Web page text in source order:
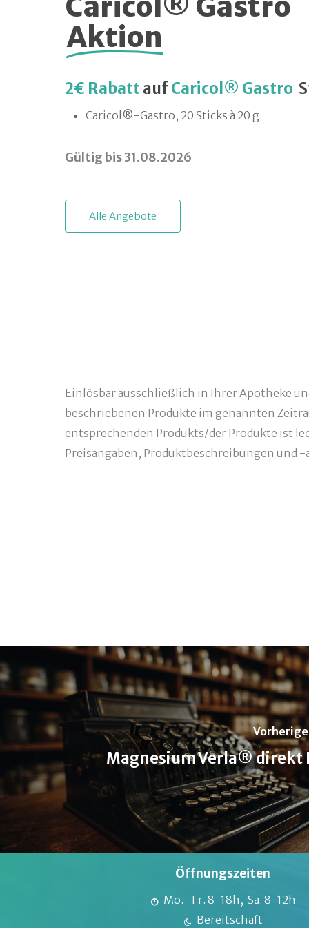
Aktion
2€ Rabattauf Caricol® Gastro
Caricol®-Gastro, 20 Sticks à 20 g
Gültig bis 31.08.2026
Alle Angebote
Einlösbar ausschließlich in Ihrer Apotheke
beschriebenen Produkte im genannten
entsprechenden Produkts/der Produkte ist
Preisangaben, Produktbeschreibungen und
Magnesium Verla® direkt
Öffnungszeiten
Mo.- Fr. 8-18h, Sa. 8-12h
Bereitschaft